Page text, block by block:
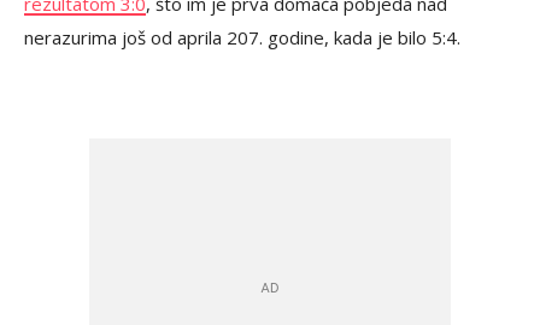
nerazurima još od aprila 207. godine, kada je bilo 5:4.